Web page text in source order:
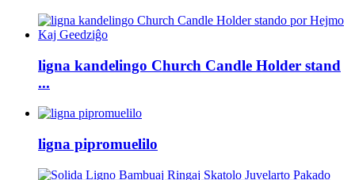
ligna kandelingo Church Candle Holder stand
...
ligna pipromuelilo